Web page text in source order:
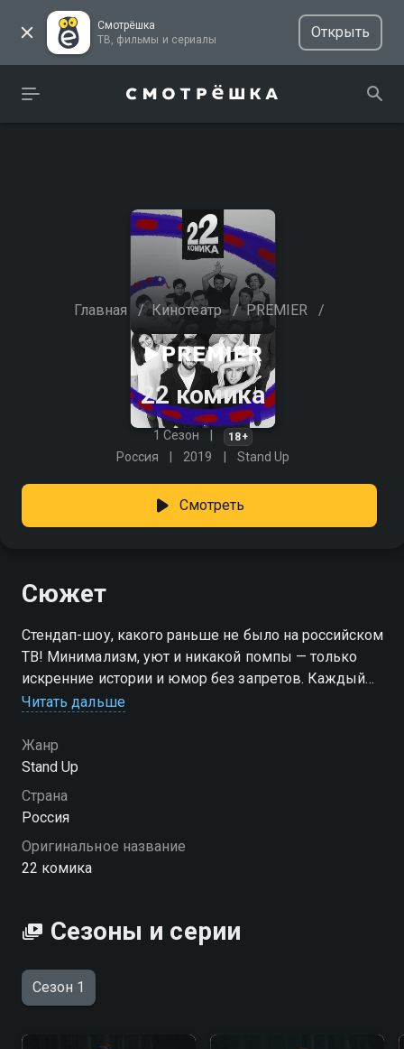
Смотрёшка
ТВ, фильмы и сериалы
Открыть
Главная / Кинотеатр / PREMIER /
22 комика
1 Сезон 18+
Россия 2019 Stand Up
Смотреть
Сюжет
Стендап-шоу, какого раньше не было на российском
ТВ! Минимализм, уют и никакой помпы — только
искренние истории и юмор без запретов. Каждый
выпуск — словно вечер в любимом клубе, куда
комедии, свежие лица и темы, которые касаются
всех. «22 комика» — смотрите онлайн в хорошем
качестве.
Читать дальше
Жанр
Stand Up
Страна
Россия
Оригинальное название
22 комика
Сезоны и серии
Сезон 1